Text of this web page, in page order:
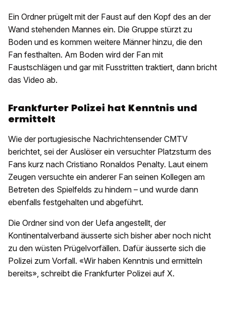
Ein Ordner prügelt mit der Faust auf den Kopf des an der
Wand stehenden Mannes ein. Die Gruppe stürzt zu
Boden und es kommen weitere Männer hinzu, die den
Fan festhalten. Am Boden wird der Fan mit
Faustschlägen und gar mit Fusstritten traktiert, dann bricht
das Video ab.
Frankfurter Polizei hat Kenntnis und
ermittelt
Wie der portugiesische Nachrichtensender CMTV
berichtet, sei der Auslöser ein versuchter Platzsturm des
Fans kurz nach Cristiano Ronaldos Penalty. Laut einem
Zeugen versuchte ein anderer Fan seinen Kollegen am
Betreten des Spielfelds zu hindern – und wurde dann
ebenfalls festgehalten und abgeführt.
Die Ordner sind von der Uefa angestellt, der
Kontinentalverband äusserte sich bisher aber noch nicht
zu den wüsten Prügelvorfällen. Dafür äusserte sich die
Polizei zum Vorfall. «Wir haben Kenntnis und ermitteln
bereits», schreibt die Frankfurter Polizei auf X.